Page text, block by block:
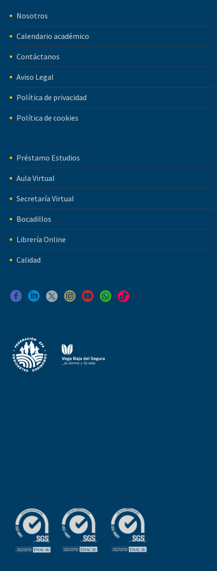
Nosotros
Calendario académico
Contáctanos
Aviso Legal
Política de privacidad
Política de cookies
Préstamo Estudios
Aula Virtual
Secretaría Virtual
Bocadillos
Librería Online
Calidad